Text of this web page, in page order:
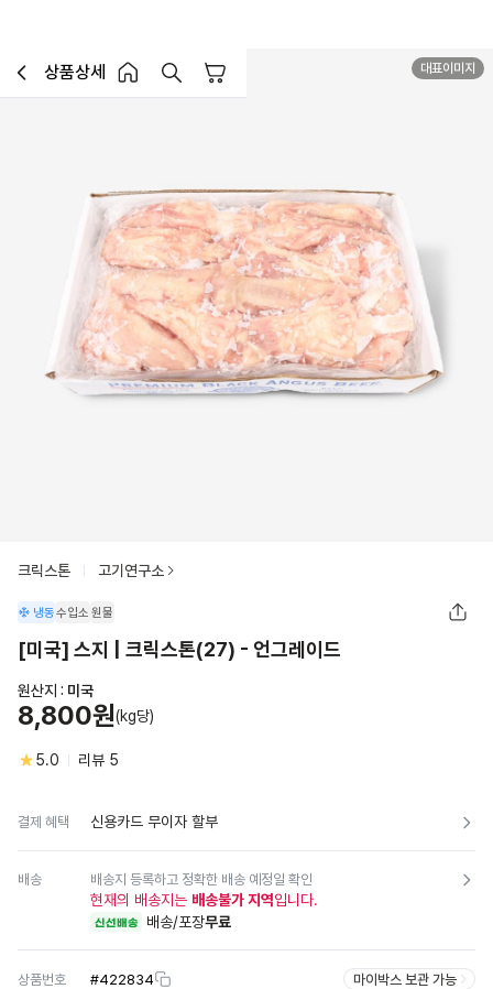
이전페이지로 이동
상품상세
홈 버튼홈 장바구니
대표이미지
크릭스톤 고기연구소
냉동수입소 원물
[미국] 스지 | 크릭스톤(27) - 언그레이드
원산지 : 미국
8,800원(kg당)
5.0 리뷰 5
결제 혜택 신용카드 무이자 할부
배송 배송지 등록하고 정확한 배송 예정일 확인
현재의 배송지는 배송불가 지역입니다.
신선배송 배송/포장무료
상품번호 #422834 마이박스 보관 가능